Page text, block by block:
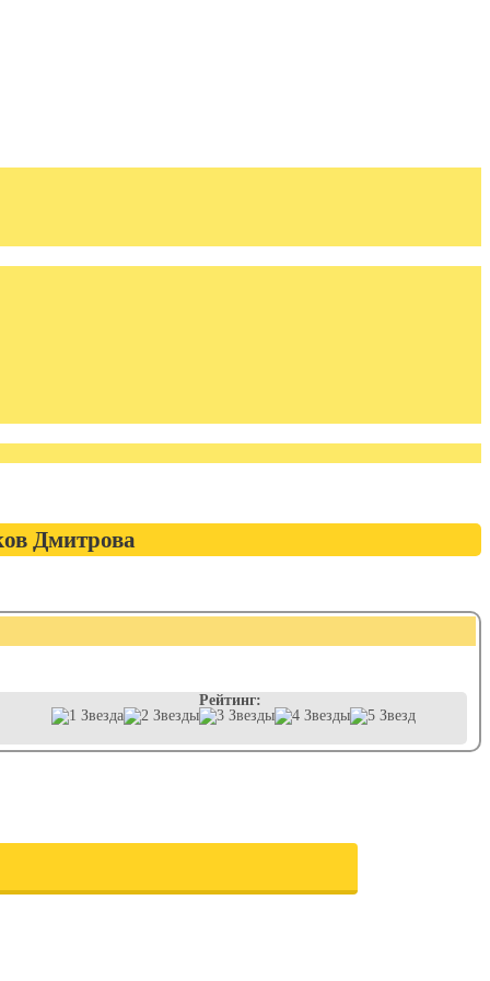
Дмитрова
Рейтинг: